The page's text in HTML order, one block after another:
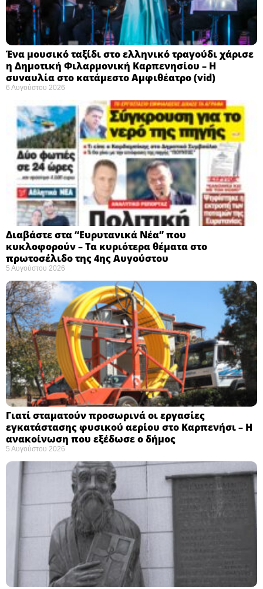
Ένα μουσικό ταξίδι στο ελληνικό τραγούδι χάρισε
η Δημοτική Φιλαρμονική Καρπενησίου – Η
συναυλία στο κατάμεστο Αμφιθέατρο (vid)
6 Αυγούστου 2026
Διαβάστε στα “Ευρυτανικά Νέα” που
κυκλοφορούν – Τα κυριότερα θέματα στο
πρωτοσέλιδο της 4ης Αυγούστου
5 Αυγούστου 2026
Γιατί σταματούν προσωρινά οι εργασίες
εγκατάστασης φυσικού αερίου στο Καρπενήσι – Η
ανακοίνωση που εξέδωσε ο δήμος
5 Αυγούστου 2026